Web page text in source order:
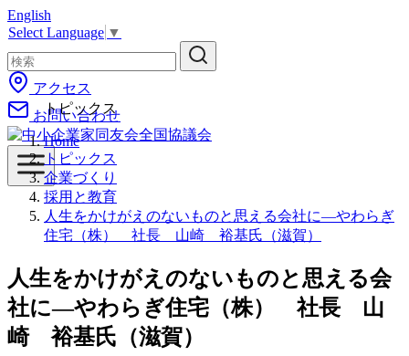
コ
ン
テ
ン
ツ
へ
移
動
English
Select Language ▼
アクセス
お問い合わせ
トピックス
Home
トピックス
企業づくり
採用と教育
人生をかけがえのないものと思える会社に―やわらぎ
住宅（株） 社長 山崎 裕基氏（滋賀）
人生をかけがえのないものと思える会
社に―やわらぎ住宅（株） 社長 山
崎 裕基氏（滋賀）